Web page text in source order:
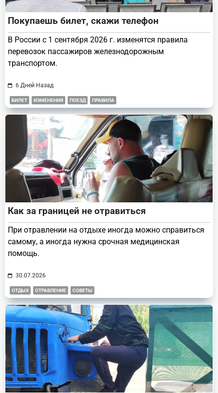
Покупаешь билет, скажи телефон
В России с 1 сентября 2026 г. изменятся правила
перевозок пассажиров железнодорожным
транспортом.
6 Дней Назад
БИЛЕТ ИЗМЕНЕНИЯ ПОЕЗД ПРАВИЛА
Как за границей не отравиться
При отравлении на отдыхе иногда можно справиться
самому, а иногда нужна срочная медицинская
помощь.
30.07.2026
ОТДЫХ ОТРАВЛЕНИЕ СОВЕТЫ